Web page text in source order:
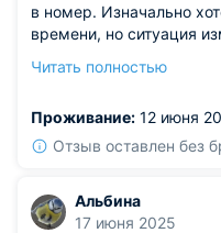
в номер. Изначально
времени, но ситуация
отреагировала быстро
выгодные цены и
Читать полностью
Проживание: 12 июня
Отзыв оставлен без
Альбина
17 июня 2025